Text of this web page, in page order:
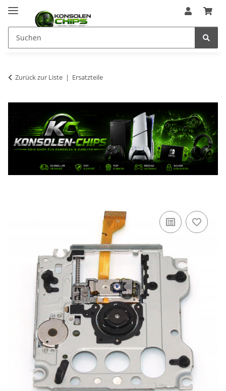
Zurück zur Liste Ersatzteile